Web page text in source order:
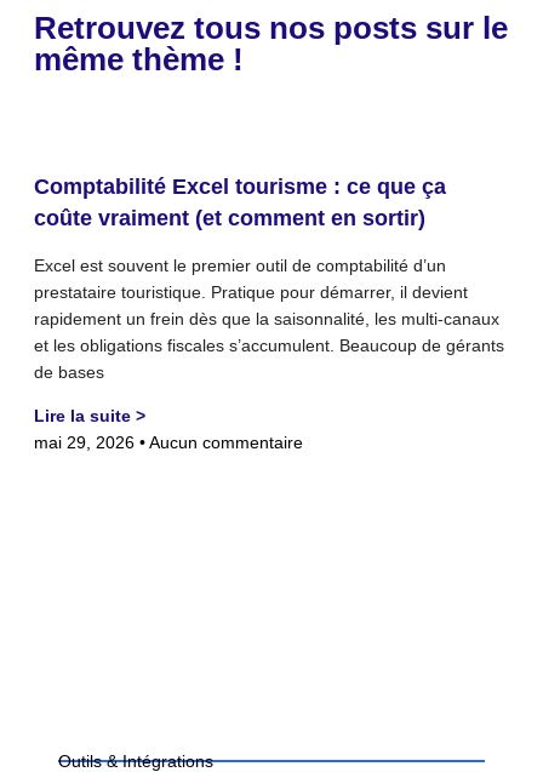
Retrouvez tous nos posts sur le
même thème !
Comptabilité Excel tourisme : ce que ça
coûte vraiment (et comment en sortir)
Excel est souvent le premier outil de comptabilité d’un
prestataire touristique. Pratique pour démarrer, il devient
rapidement un frein dès que la saisonnalité, les multi-canaux
et les obligations fiscales s’accumulent. Beaucoup de gérants
de bases
Lire la suite >
mai 29, 2026
Aucun commentaire
Outils & Intégrations